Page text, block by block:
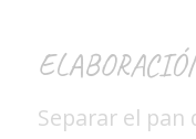
Separar el pan